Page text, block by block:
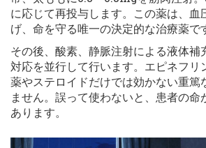
に応じて再投与します。この薬は、血
げ、命を守る唯一の決定的な治療薬で
その後、酸素、静脈注射による液体補
対応を並行して行います。エピネフリ
薬やステロイドだけでは効かない重篤
ません。誤って使わないと、患者の命
あります。